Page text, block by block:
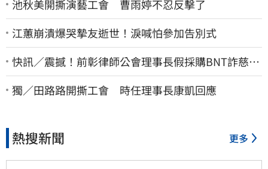
池秋美開撕演藝工會 曹雨婷不忍反擊了
江蕙崩潰爆哭摯友逝世！淚喊怕參加告別式
快訊／震撼！前彰律師公會理事長假採購BNT詐慈濟
10億、洗錢囤232kg黃金
獨／田路路開撕工會 時任理事長康凱回應
熱搜新聞 更多